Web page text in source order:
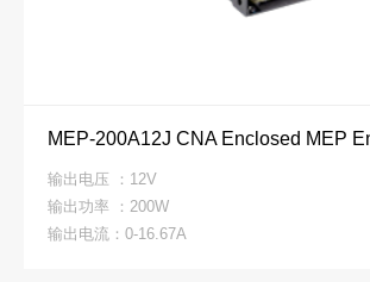
MEP-200A12J CNA Enclosed MEP
输出电压 ：12V
输出功率 ：200W
输出电流：0-16.67A